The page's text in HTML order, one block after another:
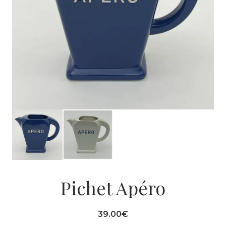
Pichet Apéro
39.00€